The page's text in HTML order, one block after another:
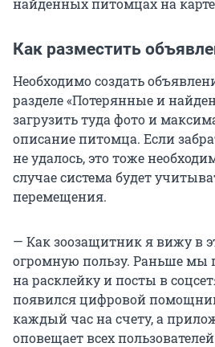
найденных питомцах на
Как разместить
Необходимо создать
разделе «Потерянные и
загрузить туда фото и
описание питомца. Если
не удалось, это тоже
случае система будет
перемещения.
— Как зоозащитник я вижу в
огромную пользу. Раньше мы
на расклейку и посты в
появился цифровой
каждый час на счету, а
оповещает всех